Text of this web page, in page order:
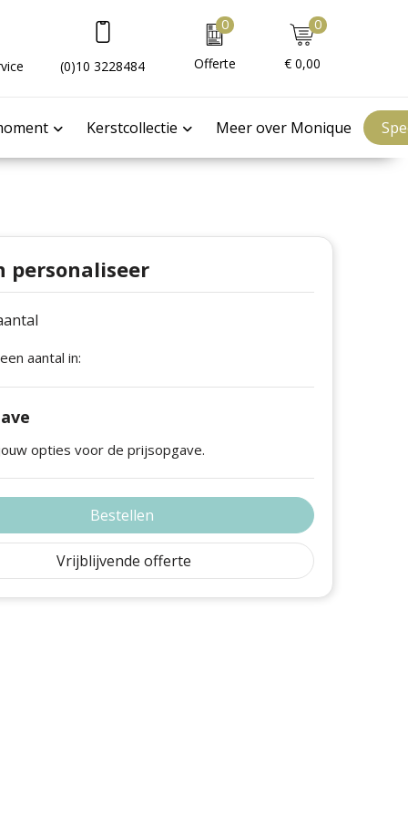
(0)10 3228484
0
Offerte
0
€ 0,00
Kerstcollectie Meer over Monique
personaliseer
aantal in:
opties voor de prijsopgave.
Bestellen
Vrijblijvende offerte